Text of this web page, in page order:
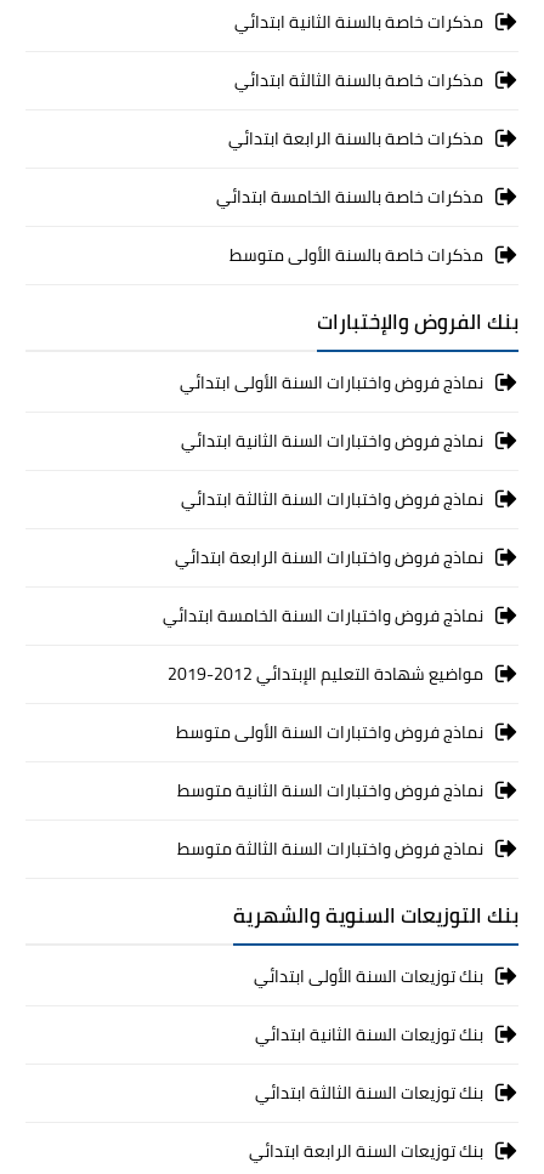
مذكرات خاصة بالسنة الثانية ابتدائي
مذكرات خاصة بالسنة الثالثة ابتدائي
مذكرات خاصة بالسنة الرابعة ابتدائي
مذكرات خاصة بالسنة الخامسة ابتدائي
مذكرات خاصة بالسنة الأولى متوسط
بنك الفروض والإختبارات
نماذج فروض واختبارات السنة الأولى ابتدائي
نماذج فروض واختبارات السنة الثانية ابتدائي
نماذج فروض واختبارات السنة الثالثة ابتدائي
نماذج فروض واختبارات السنة الرابعة ابتدائي
نماذج فروض واختبارات السنة الخامسة ابتدائي
مواضيع شهادة التعليم الإبتدائي 2012-2019
نماذج فروض واختبارات السنة الأولى متوسط
نماذج فروض واختبارات السنة الثانية متوسط
نماذج فروض واختبارات السنة الثالثة متوسط
بنك التوزيعات السنوية والشهرية
بنك توزيعات السنة الأولى ابتدائي
بنك توزيعات السنة الثانية ابتدائي
بنك توزيعات السنة الثالثة ابتدائي
بنك توزيعات السنة الرابعة ابتدائي